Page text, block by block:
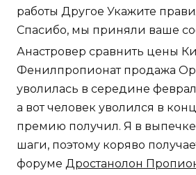
работы Другое Укажите
Спасибо, мы приняли ваше
Анастровер сравнить цены
Фенилпропионат продажа
уволилась в середине
а вот человек уволился в
премию получил. Я в
шаги, поэтому коряво
форуме Дростанолон